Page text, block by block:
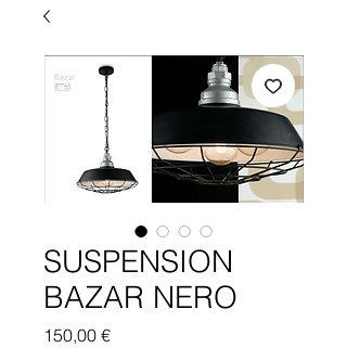
SUSPENSION
BAZAR NERO
150,00 €Prezzo